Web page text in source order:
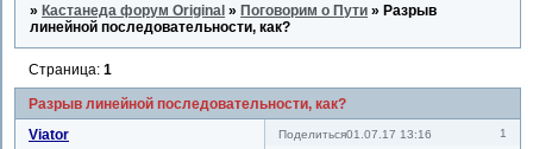
» Кастанеда форум Original » Поговорим о Пути » Разрыв
линейной последовательности, как?
Разрыв линейной последовательности, как?
Страница:1
Поделиться 1
01.07.17 13:16
Viator